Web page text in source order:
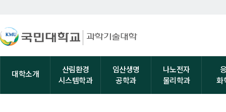
대학소개
산림환경
시스템학과
임산생명
공학과
나노전자
물리학과
화